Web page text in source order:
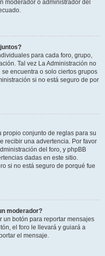
moderador o administrador del
para cada foro, grupo,
Tal vez La Administración no
encuentra o solo ciertos grupos
si no está seguro de por
propio conjunto de reglas para su
recibir una advertencia. Por favor
del foro, y phpBB
dadas en este sitio.
si no está seguro de porqué fue
moderador?
un botón para reportar mensajes
el foro le llevará y guiará a
el mensaje.